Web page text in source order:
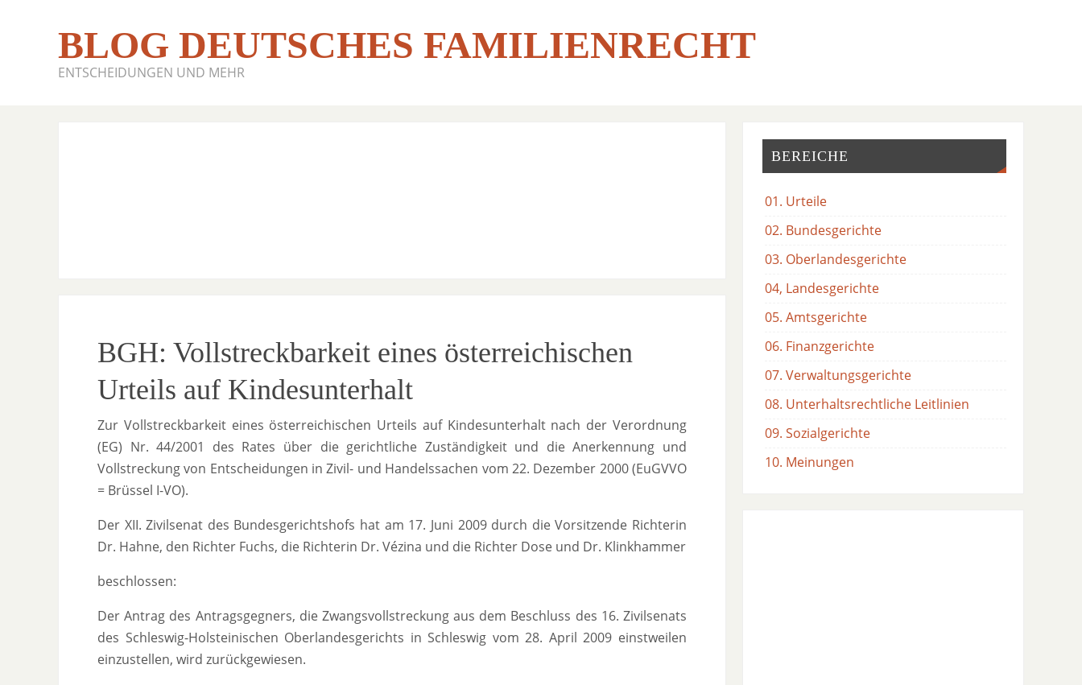
BLOG DEUTSCHES FAMILIENRECHT
ENTSCHEIDUNGEN UND MEHR
BGH: Vollstreckbarkeit eines österreichischen
Urteils auf Kindesunterhalt
Zur Vollstreckbarkeit eines österreichischen Urteils auf Kindesunterhalt nach der Verordnung
(EG) Nr. 44/2001 des Rates über die gerichtliche Zuständigkeit und die Anerkennung und
Vollstreckung von Entscheidungen in Zivil- und Handelssachen vom 22. Dezember 2000 (EuGVVO
= Brüssel I-VO).
Der XII. Zivilsenat des Bundesgerichtshofs hat am 17. Juni 2009 durch die Vorsitzende Richterin
Dr. Hahne, den Richter Fuchs, die Richterin Dr. Vézina und die Richter Dose und Dr. Klinkhammer
beschlossen:
Der Antrag des Antragsgegners, die Zwangsvollstreckung aus dem Beschluss des 16. Zivilsenats
des Schleswig-Holsteinischen Oberlandesgerichts in Schleswig vom 28. April 2009 einstweilen
einzustellen, wird zurückgewiesen.
BEREICHE
01. Urteile
02. Bundesgerichte
03. Oberlandesgerichte
04, Landesgerichte
05. Amtsgerichte
06. Finanzgerichte
07. Verwaltungsgerichte
08. Unterhaltsrechtliche Leitlinien
09. Sozialgerichte
10. Meinungen